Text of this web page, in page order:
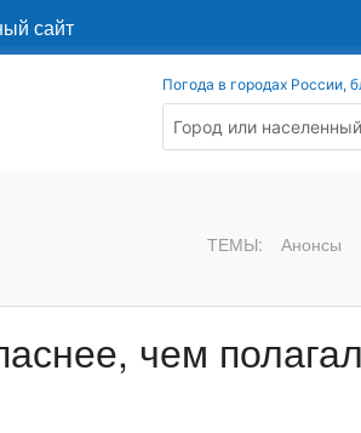
сайт
Погода в городах России,
ТЕМЫ: Анонсы
чем